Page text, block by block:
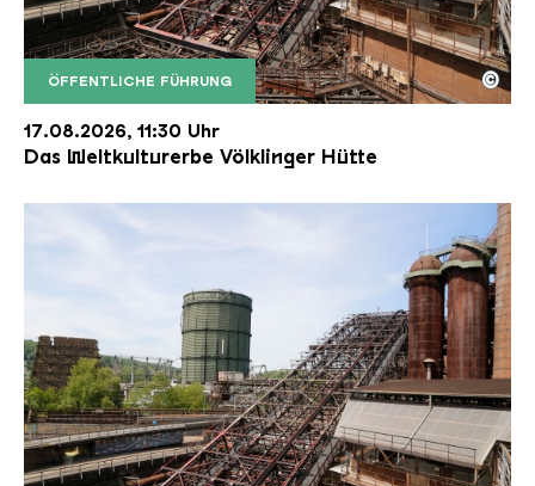
ÖFFENTLICHE FÜHRUNG
Der Erzschrägaufzug der Völklinger Hütte mit
Copyright: Weltkulturerbe Völklinger Hütte | Karl
©
17.08.2026, 11:30 Uhr
Das Weltkulturerbe Völklinger Hütte